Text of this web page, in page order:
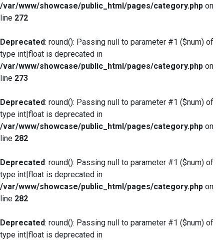
/var/www/showcase/public_html/pages/category.php on
line 272
Deprecated: round(): Passing null to parameter #1 ($num) of
type int|float is deprecated in
/var/www/showcase/public_html/pages/category.php on
line 273
Deprecated: round(): Passing null to parameter #1 ($num) of
type int|float is deprecated in
/var/www/showcase/public_html/pages/category.php on
line 282
Deprecated: round(): Passing null to parameter #1 ($num) of
type int|float is deprecated in
/var/www/showcase/public_html/pages/category.php on
line 282
Deprecated: round(): Passing null to parameter #1 ($num) of
type int|float is deprecated in